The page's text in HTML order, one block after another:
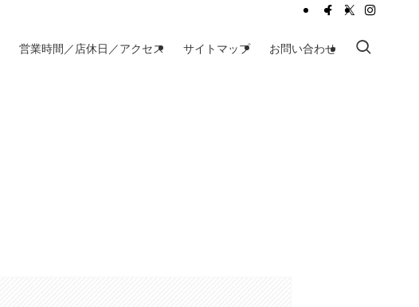
営業時間／店休日／アクセス サイトマップ お問い合わせ